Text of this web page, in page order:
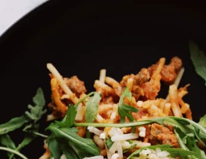
סדנאות לכל
סדנת טרריום
מה במיקס
רמת השרון
סדנת הכנת טרריום חווייתית ויצירתית.
אתם מוזמנים לסדנא קלילה וכיפית בה כל משתתף
הסדנא מתקיימת בקבוצות קטנות תוך מתן ליווי